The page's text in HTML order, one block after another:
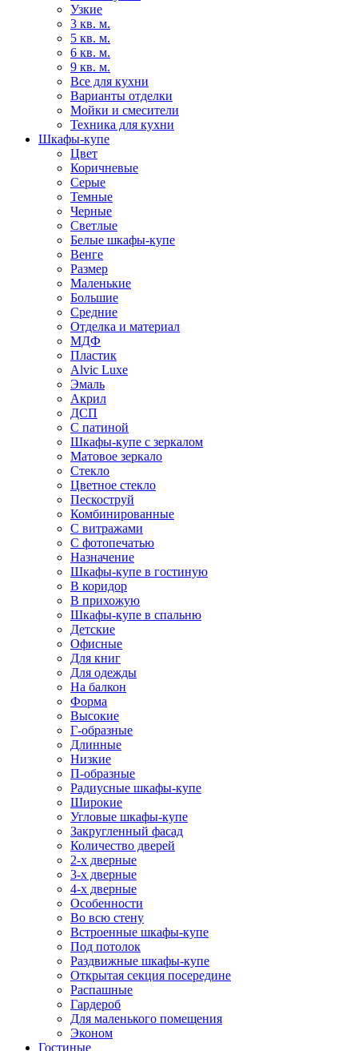
Узкие
3 кв. м.
5 кв. м.
6 кв. м.
9 кв. м.
Все для кухни
Варианты отделки
Мойки и смесители
Техника для кухни
Шкафы-купе
Цвет
Коричневые
Серые
Темные
Черные
Светлые
Белые шкафы-купе
Венге
Размер
Маленькие
Большие
Средние
Отделка и материал
МДФ
Пластик
Alvic Luxe
Эмаль
Акрил
ДСП
С патиной
Шкафы-купе с зеркалом
Матовое зеркало
Стекло
Цветное стекло
Пескоструй
Комбинированные
С витражами
С фотопечатью
Назначение
Шкафы-купе в гостиную
В коридор
В прихожую
Шкафы-купе в спальню
Детские
Офисные
Для книг
Для одежды
На балкон
Форма
Высокие
Г-образные
Длинные
Низкие
П-образные
Радиусные шкафы-купе
Широкие
Угловые шкафы-купе
Закругленный фасад
Количество дверей
2-х дверные
3-х дверные
4-х дверные
Особенности
Во всю стену
Встроенные шкафы-купе
Под потолок
Раздвижные шкафы-купе
Открытая секция посередине
Распашные
Гардероб
Для маленького помещения
Эконом
Гостиные